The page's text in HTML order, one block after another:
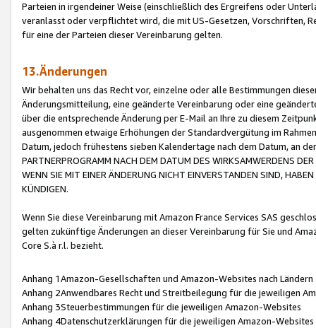
Parteien in irgendeiner Weise (einschließlich des Ergreifens oder
veranlasst oder verpflichtet wird, die mit US-Gesetzen, Vorschriften,
für eine der Parteien dieser Vereinbarung gelten.
13.Änderungen
Wir behalten uns das Recht vor, einzelne oder alle Bestimmungen
Änderungsmitteilung, eine geänderte Vereinbarung oder eine
über die entsprechende Änderung per E-Mail an Ihre zu diesem
ausgenommen etwaige Erhöhungen der Standardvergütung im
Datum, jedoch frühestens sieben Kalendertage nach dem Datum, an
PARTNERPROGRAMM NACH DEM DATUM DES WIRKSAMWERDENS
WENN SIE MIT EINER ÄNDERUNG NICHT EINVERSTANDEN SIND,
KÜNDIGEN.
Wenn Sie diese Vereinbarung mit Amazon France Services SAS
gelten zukünftige Änderungen an dieser Vereinbarung für Sie und
Core S.à r.l. bezieht.
Anhang 1Amazon-Gesellschaften und Amazon-Websites nach Ländern
Anhang 2Anwendbares Recht und Streitbeilegung für die jeweiligen
Anhang 3Steuerbestimmungen für die jeweiligen Amazon-Websites
Anhang 4Datenschutzerklärungen für die jeweiligen Amazon-Websites